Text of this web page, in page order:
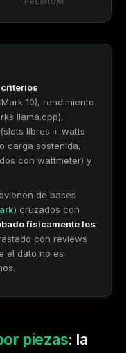
10), rendimiento
llama.cpp),
libres + watts
carga sostenida,
con wattmeter) y
de bases
) cruzados con
físicamente los
con reviews
el dato no es
piezas: la